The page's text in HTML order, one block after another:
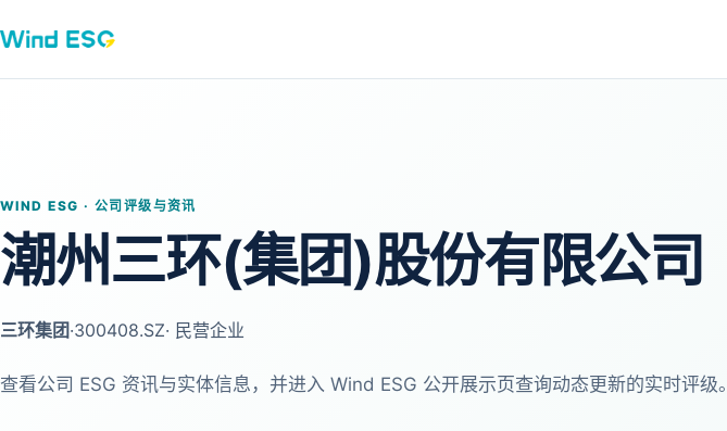
WIND ESG · 公司评级与资讯
潮州三环(集团)股份有限公司
三环集团·300408.SZ· 民营企业
查看公司 ESG 资讯与实体信息，并进入 Wind ESG 公开展示页查询动态更新的实时评级。